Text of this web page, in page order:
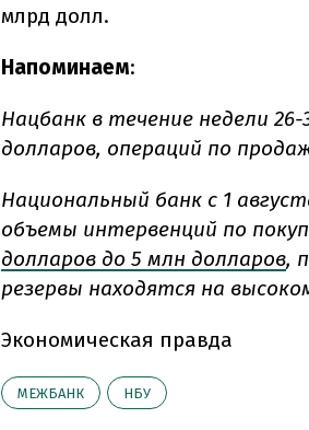
млрд долл.
Напоминаем:
Нацбанк в течение недели
долларов, операций по
Национальный банк с 1
объемы интервенций по
долларов до 5 млн долларов,
резервы находятся на
Экономическая правда
МЕЖБАНК НБУ